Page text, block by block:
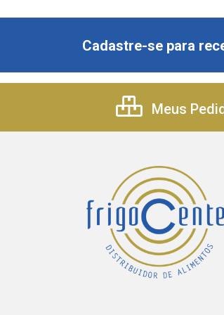
Cadastre-se para
Meus